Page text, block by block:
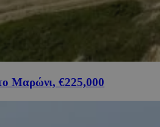
Μαρώνι, €225,000